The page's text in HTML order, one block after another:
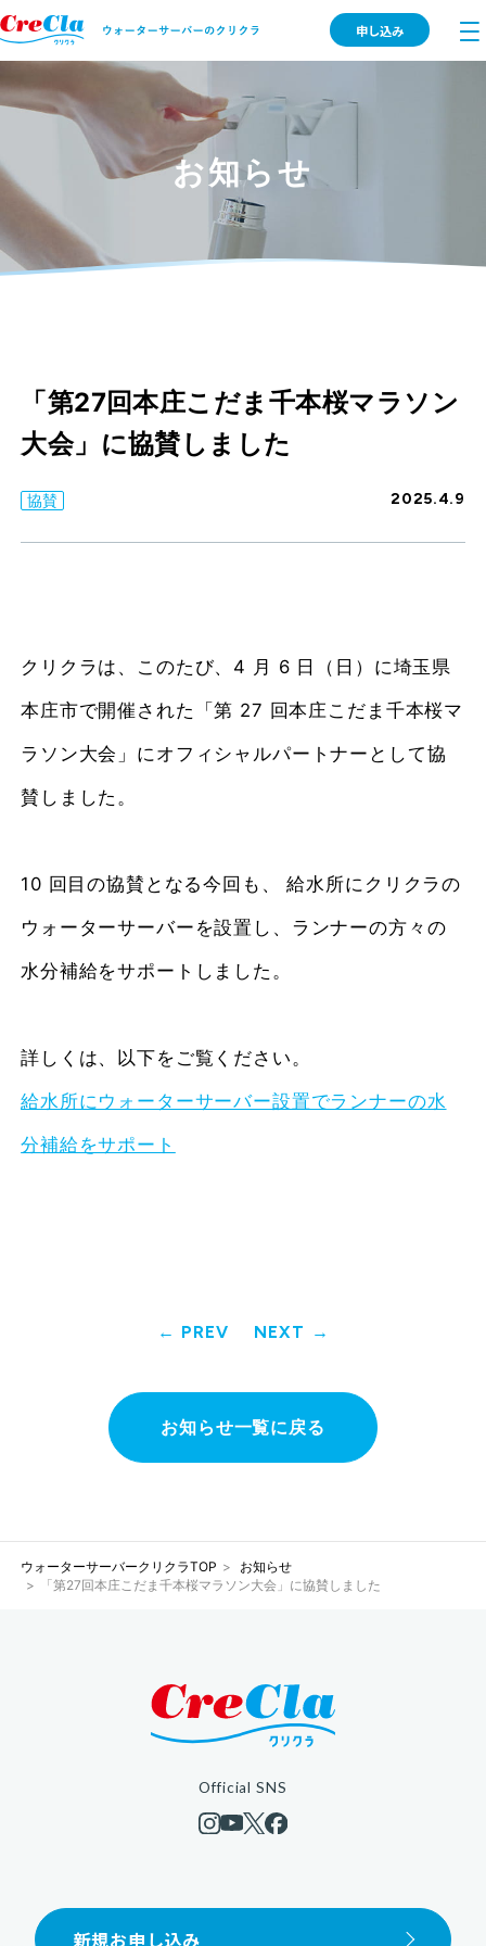
申し込み
お知らせ
「第27回本庄こだま千本桜マラソン
大会」に協賛しました
協賛 2025.4.9
クリクラは、このたび、4 月 6 日（日）に埼玉県
本庄市で開催された「第 27 回本庄こだま千本桜マ
ラソン大会」にオフィシャルパートナーとして協
賛しました。
10 回目の協賛となる今回も、 給水所にクリクラの
ウォーターサーバーを設置し、ランナーの方々の
水分補給をサポートしました。
詳しくは、以下をご覧ください。
給水所にウォーターサーバー設置でランナーの水
分補給をサポート
PREV NEXT
お知らせ一覧に戻る
ウォーターサーバークリクラTOP
お知らせ
「第27回本庄こだま千本桜マラソン大会」に協賛しました
Official SNS
新規お申し込み